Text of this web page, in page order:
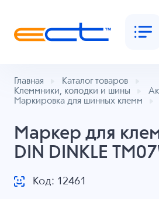
Главная
Каталог товаров
Клеммники, колодки и шины
Маркировка для шинных клемм
Маркер для
DIN DINKLE
Код: 12461